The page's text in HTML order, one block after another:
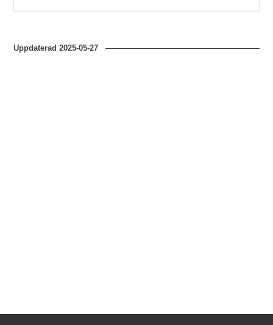
Uppdaterad2025-05-27